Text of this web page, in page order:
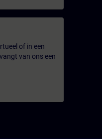
of in een
van ons een